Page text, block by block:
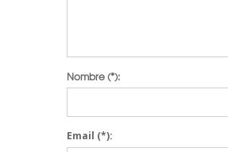
Nombre(*):
Email (*):